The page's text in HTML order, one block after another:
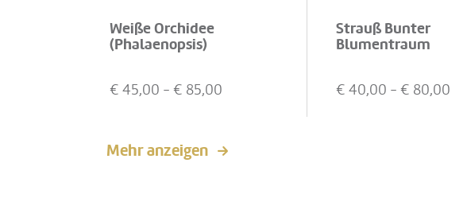
Weiße Orchidee
(Phalaenopsis)
€ 45,00 - € 85,00
Strauß Bunter
Blumentraum
€ 40,00 - € 80,00
Mehr anzeigen